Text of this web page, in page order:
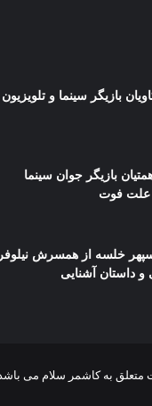
بازیگر سینما و تلویزیون
بازیگر جوان سینما
خلسه از همسرش نیلوفر
و داستان آشنایی